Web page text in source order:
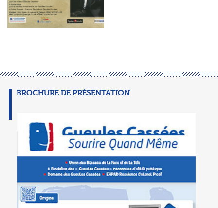
BROCHURE DE PRÉSENTATION